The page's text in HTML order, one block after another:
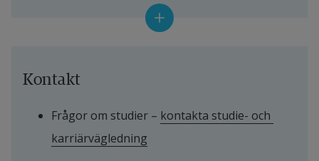
studenter tycker om sina kurser och sin utbildning.
Var sjätte år gör vi också en större utvärdering av
varje program. Du hittar dessa utvärderingar här:
Kontakt
Frågor om studier – kontakta studie- och
karriärvägledning